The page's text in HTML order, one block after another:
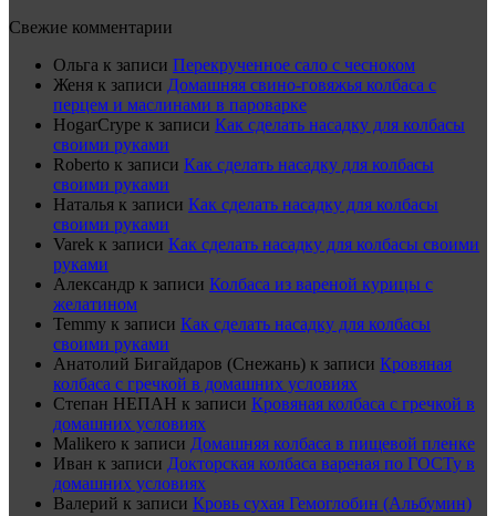
Свежие комментарии
Ольга к записи Перекрученное сало с чесноком
Женя к записи Домашняя свино-говяжья колбаса с
перцем и маслинами в пароварке
HogarCrype к записи Как сделать насадку для колбасы
своими руками
Roberto к записи Как сделать насадку для колбасы
своими руками
Наталья к записи Как сделать насадку для колбасы
своими руками
Varek к записи Как сделать насадку для колбасы своими
руками
Александр к записи Колбаса из вареной курицы с
желатином
Temmy к записи Как сделать насадку для колбасы
своими руками
Анатолий Бигайдаров (Снежань) к записи Кровяная
колбаса с гречкой в домашних условиях
Степан НЕПАН к записи Кровяная колбаса с гречкой в
домашних условиях
Malikero к записи Домашняя колбаса в пищевой пленке
Иван к записи Докторская колбаса вареная по ГОСТу в
домашних условиях
Валерий к записи Кровь сухая Гемоглобин (Альбумин)